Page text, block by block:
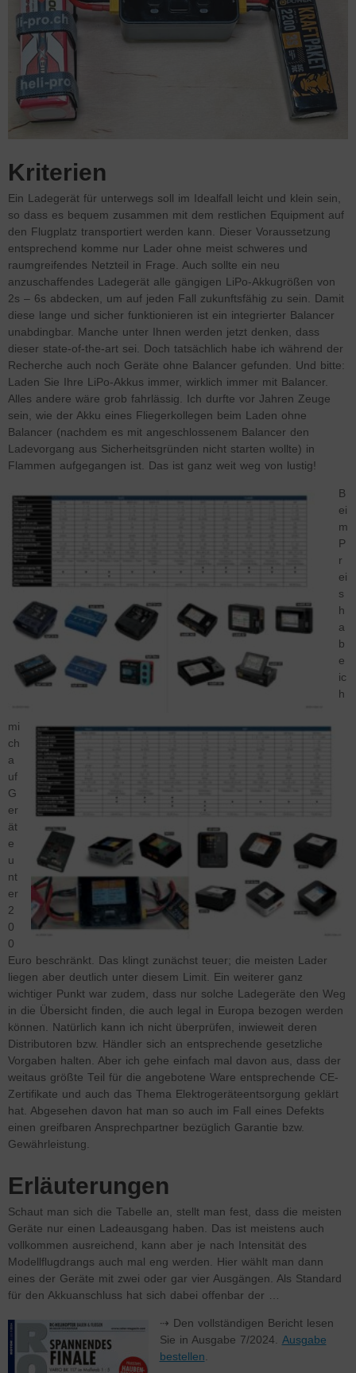
Kriterien
Ein Ladegerät für unterwegs soll im Idealfall leicht und klein sein,
so dass es bequem zusammen mit dem restlichen Equipment auf
den Flugplatz transportiert werden kann. Dieser Voraussetzung
entsprechend komme nur Lader ohne meist schweres und
raumgreifendes Netzteil in Frage. Auch sollte ein neu
anzuschaffendes Ladegerät alle gängigen LiPo-Akkugrößen von
2s – 6s abdecken, um auf jeden Fall zukunftsfähig zu sein. Damit
diese lange und sicher funktionieren ist ein integrierter Balancer
unabdingbar. Manche unter Ihnen werden jetzt denken, dass
dieser state-of-the-art sei. Doch tatsächlich habe ich während der
Recherche auch noch Geräte ohne Balancer gefunden. Und bitte:
Laden Sie Ihre LiPo-Akkus immer, wirklich immer mit Balancer.
Alles andere wäre grob fahrlässig. Ich durfte vor Jahren Zeuge
sein, wie der Akku eines Fliegerkollegen beim Laden ohne
Balancer (nachdem es mit angeschlossenem Balancer den
Ladevorgang aus Sicherheitsgründen nicht starten wollte) in
Flammen aufgegangen ist. Das ist ganz weit weg von lustig!
B
ei
m
P
r
ei
s
h
a
b
e
ic
h
mi
ch
a
uf
G
er
ät
e
u
nt
er
2
0
0
Euro beschränkt. Das klingt zunächst teuer; die meisten Lader
liegen aber deutlich unter diesem Limit. Ein weiterer ganz
wichtiger Punkt war zudem, dass nur solche Ladegeräte den Weg
in die Übersicht finden, die auch legal in Europa bezogen werden
können. Natürlich kann ich nicht überprüfen, inwieweit deren
Distributoren bzw. Händler sich an entsprechende gesetzliche
Vorgaben halten. Aber ich gehe einfach mal davon aus, dass der
weitaus größte Teil für die angebotene Ware entsprechende CE-
Zertifikate und auch das Thema Elektrogeräteentsorgung geklärt
hat. Abgesehen davon hat man so auch im Fall eines Defekts
einen greifbaren Ansprechpartner bezüglich Garantie bzw.
Gewährleistung.
Erläuterungen
Schaut man sich die Tabelle an, stellt man fest, dass die meisten
Geräte nur einen Ladeausgang haben. Das ist meistens auch
vollkommen ausreichend, kann aber je nach Intensität des
Modellflugdrangs auch mal eng werden. Hier wählt man dann
eines der Geräte mit zwei oder gar vier Ausgängen. Als Standard
für den Akkuanschluss hat sich dabei offenbar der …
⇢ Den vollständigen Bericht lesen
Sie in Ausgabe 7/2024. Ausgabe
bestellen